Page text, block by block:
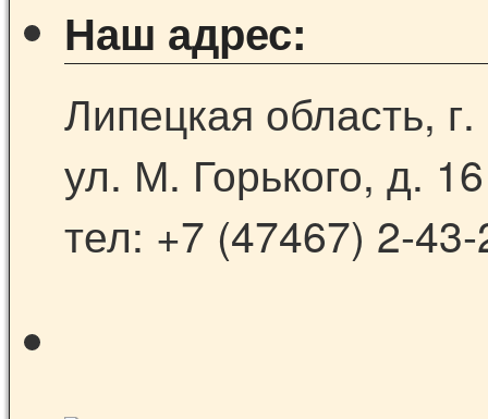
Наш адрес:
Липецкая область,
ул. М. Горького, д. 16
тел: +7 (47467) 2-